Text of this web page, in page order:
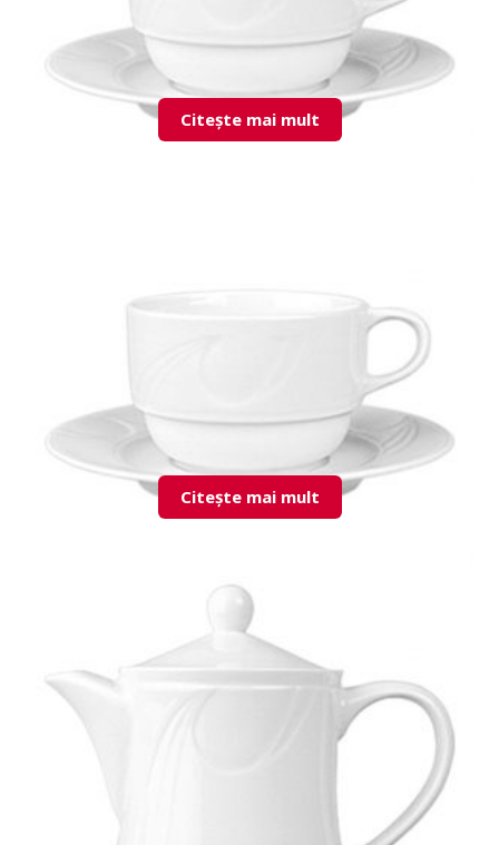
Citește mai mult
KZM02CT00 Cup & Saucer
Citește mai mult